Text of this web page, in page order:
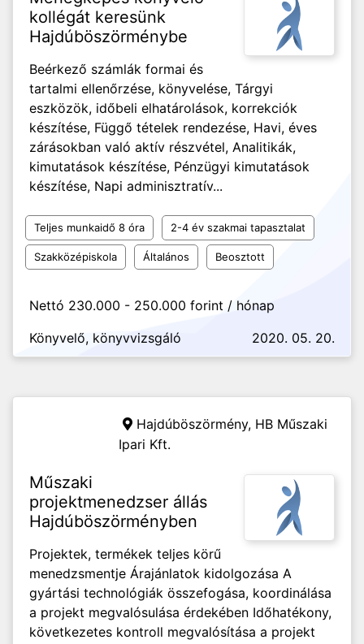
kollégát keresünk
Hajdúböszörménybe
Beérkező számlák formai és
tartalmi ellenőrzése, könyvelése, Tárgyi
eszközök, időbeli elhatárolások, korrekciók
készítése, Függő tételek rendezése, Havi, éves
zárásokban való aktív részvétel, Analitikák,
kimutatások készítése, Pénzügyi kimutatások
készítése, Napi adminisztratív...
Teljes munkaidő 8 óra 2-4 év szakmai tapasztalat
Szakközépiskola Általános Beosztott
Nettó 230.000 - 250.000 forint / hónap
Könyvelő, könyvvizsgáló
2020. 05. 20.
Hajdúböszörmény, HB Műszaki
Ipari Kft.
Műszaki
projektmenedzser állás
Hajdúböszörményben
Projektek, termékek teljes körű
menedzsmentje Árajánlatok kidolgozása A
gyártási technológiák összefogása, koordinálása
a projekt megvalósulása érdekében Időhatékony,
következetes kontroll megvalósítása a projekt